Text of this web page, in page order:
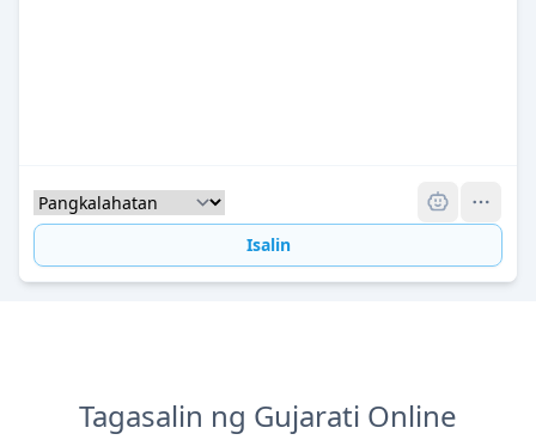
Isalin
Tagasalin ng Gujarati Online